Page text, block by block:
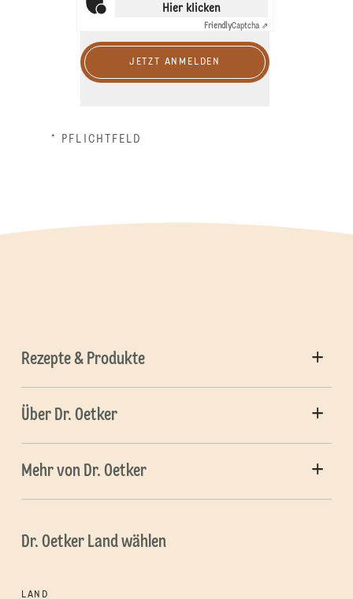
Hier klicken
FriendlyCaptcha ⇗
JETZT ANMELDEN
* PFLICHTFELD
Rezepte & Produkte
Über Dr. Oetker
Mehr von Dr. Oetker
Dr. Oetker Land wählen
LAND